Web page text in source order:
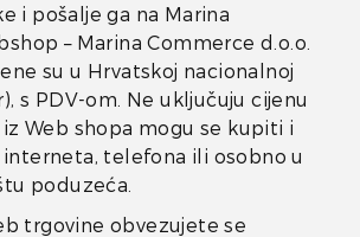
i pošalje ga na Marina
– Marina Commerce d.o.o.
su u Hrvatskoj nacionalnoj
s PDV-om. Ne uključuju cijenu
Web shopa mogu se kupiti i
telefona ili osobno u
poduzeća.
trgovine obvezujete se